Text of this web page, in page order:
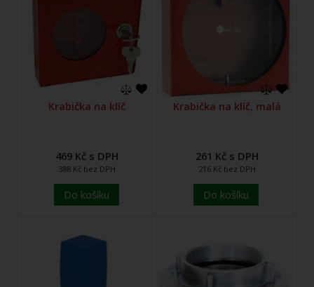
Krabička na klíč
469 Kč s DPH
388 Kč bez DPH
Do košíku
Krabička na klíč, malá
261 Kč s DPH
216 Kč bez DPH
Do košíku